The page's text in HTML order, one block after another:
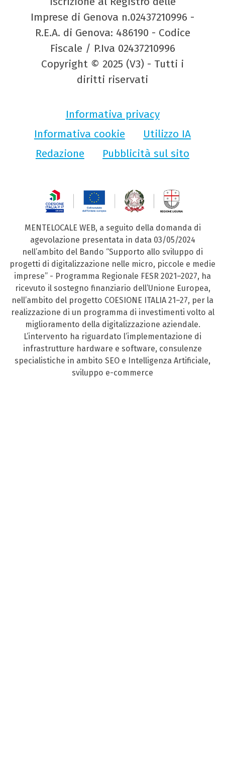
Imprese di Genova n.02437210996 -
R.E.A. di Genova: 486190 - Codice
Fiscale / P.Iva 02437210996
Copyright © 2025 (V3) - Tutti i
diritti riservati
Informativa privacy
Informativa cookie
Utilizzo IA
Redazione
Pubblicità sul sito
MENTELOCALE WEB, a seguito della domanda di
agevolazione presentata in data 03/05/2024
nell’ambito del Bando “Supporto allo sviluppo di
progetti di digitalizzazione nelle micro, piccole e medie
imprese” - Programma Regionale FESR 2021–2027, ha
ricevuto il sostegno finanziario dell’Unione Europea,
nell’ambito del progetto COESIONE ITALIA 21–27, per la
realizzazione di un programma di investimenti volto al
miglioramento della digitalizzazione aziendale.
L’intervento ha riguardato l’implementazione di
infrastrutture hardware e software, consulenze
specialistiche in ambito SEO e Intelligenza Artificiale,
sviluppo e-commerce